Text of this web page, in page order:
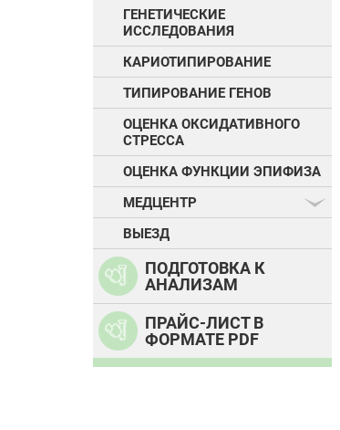
ГЕНЕТИЧЕСКИЕ
ИССЛЕДОВАНИЯ
КАРИОТИПИРОВАНИЕ
ТИПИРОВАНИЕ ГЕНОВ
ОЦЕНКА ОКСИДАТИВНОГО
СТРЕССА
ОЦЕНКА ФУНКЦИИ ЭПИФИЗА
МЕДЦЕНТР
ВЫЕЗД
ПОДГОТОВКА К
АНАЛИЗАМ
ПРАЙС-ЛИСТ В
ФОРМАТЕ PDF